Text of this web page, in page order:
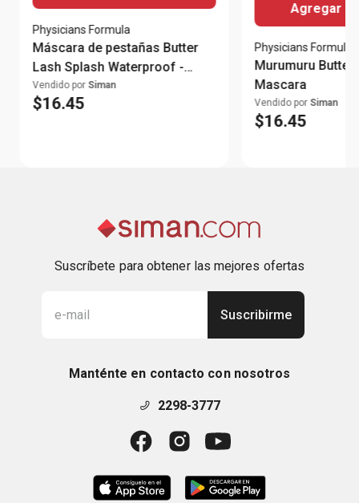
Physicians Formula
Máscara de pestañas Butter
Lash Splash Waterproof -
Blackest Black
Vendido por Siman
$16.45
Agregar
Physicians Formula
Murumuru Butter
Mascara
Vendido por Siman
$16.45
Suscríbete para obtener las mejores ofertas
Suscribirme
Manténte en contacto con nosotros
2298-3777